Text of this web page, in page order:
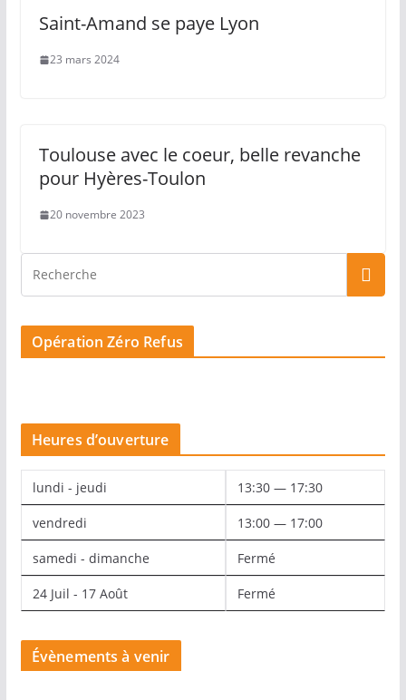
Saint-Amand se paye Lyon
23 mars 2024
Toulouse avec le coeur, belle revanche
pour Hyères-Toulon
20 novembre 2023
Opération Zéro Refus
Heures d’ouverture
lundi - jeudi 13:30 — 17:30
vendredi 13:00 — 17:00
samedi - dimanche Fermé
24 Juil - 17 Août Fermé
Évènements à venir